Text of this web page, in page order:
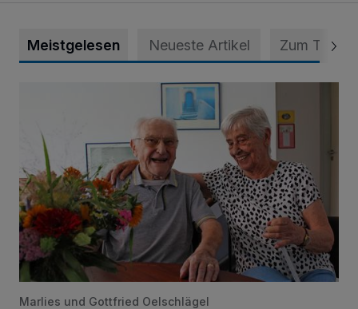
Meistgelesen Neueste Artikel Zum Thema
„Wir waren uns eigentlich nie böse“
Marlies und Gottfried Oelschlägel